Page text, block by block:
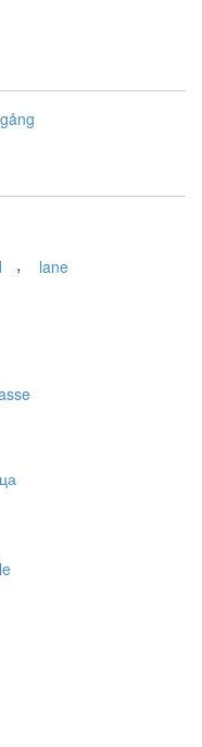
gång
, lane